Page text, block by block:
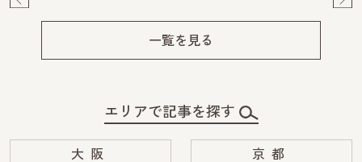
一覧を見る
エリアで記事を探す
大阪 京都